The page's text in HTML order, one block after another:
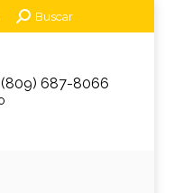
Search:Buscar
687-8066